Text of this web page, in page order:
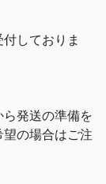
しておりま
発送の準備を
の場合はご注